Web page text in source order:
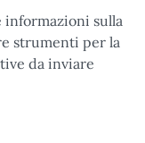
informazioni sulla
strumenti per la
da inviare